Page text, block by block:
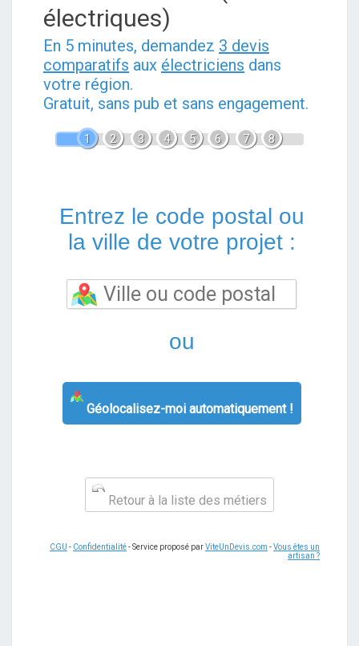
électriques)
En 5 minutes, demandez 3 devis
comparatifs aux électriciens dans
votre région.
Gratuit, sans pub et sans engagement.
1 2 3 4 5 6 7 8
Entrez le code postal ou
la ville de votre projet :
ou
Géolocalisez-moi automatiquement !
Retour à la liste des métiers
CGU - Confidentialité- Service proposé parViteUnDevis.com -Vous êtes un
artisan ?